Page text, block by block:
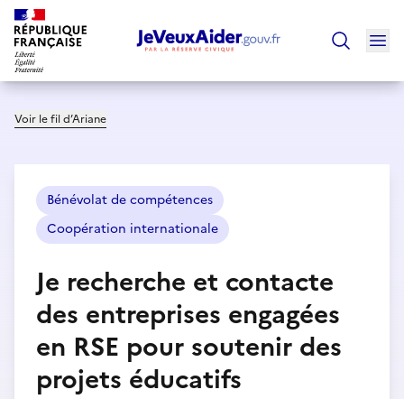
Voir le fil d’Ariane
Bénévolat de compétences
Coopération internationale
Je recherche et contacte
des entreprises engagées
en RSE pour soutenir des
projets éducatifs